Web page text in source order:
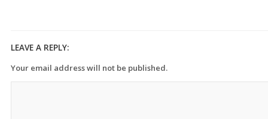
LEAVE A REPLY:
Your email address will not be published.